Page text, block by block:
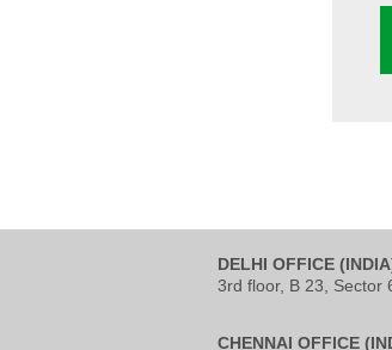
DELHI OFFICE
3rd floor, B 23, Sector
CHENNAI OFFICE